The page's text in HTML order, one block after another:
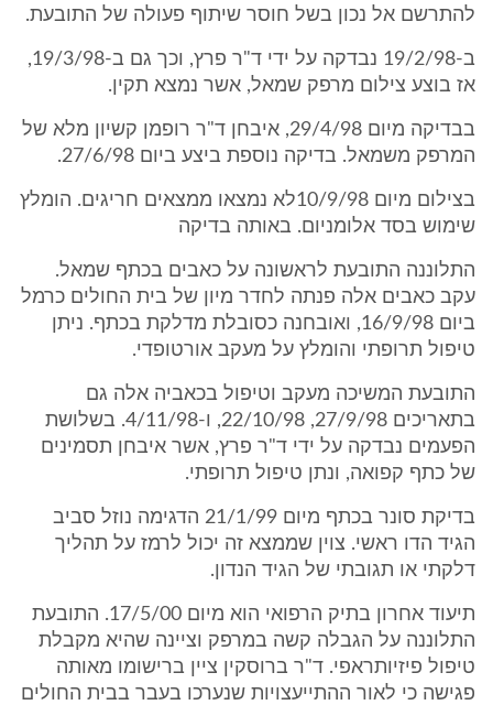
להתרשם אל נכון בשל חוסר שיתוף פעולה של התובעת.
ב-19/2/98 נבדקה על ידי ד"ר פרץ, וכך גם ב-19/3/98,
אז בוצע צילום מרפק שמאל, אשר נמצא תקין.
בבדיקה מיום 29/4/98, איבחן ד"ר רופמן קשיון מלא של
המרפק משמאל. בדיקה נוספת ביצע ביום 27/6/98.
בצילום מיום 10/9/98לא נמצאו ממצאים חריגים. הומלץ
שימוש בסד אלומניום. באותה בדיקה
התלוננה התובעת לראשונה על כאבים בכתף שמאל.
עקב כאבים אלה פנתה לחדר מיון של בית החולים כרמל
ביום 16/9/98, ואובחנה כסובלת מדלקת בכתף. ניתן
טיפול תרופתי והומלץ על מעקב אורטופדי.
התובעת המשיכה מעקב וטיפול בכאביה אלה גם
בתאריכים 27/9/98, 22/10/98, ו-4/11/98. בשלושת
הפעמים נבדקה על ידי ד"ר פרץ, אשר איבחן תסמינים
של כתף קפואה, ונתן טיפול תרופתי.
בדיקת סונר בכתף מיום 21/1/99 הדגימה נוזל סביב
הגיד הדו ראשי. צוין שממצא זה יכול לרמז על תהליך
דלקתי או תגובתי של הגיד הנדון.
תיעוד אחרון בתיק הרפואי הוא מיום 17/5/00. התובעת
התלוננה על הגבלה קשה במרפק וציינה שהיא מקבלת
טיפול פיזיותראפי. ד"ר ברוסקין ציין ברישומו מאותה
פגישה כי לאור ההתייעצויות שנערכו בעבר בבית החולים